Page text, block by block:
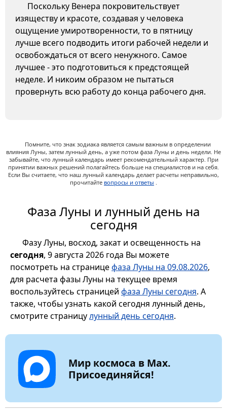
Поскольку Венера покровительствует
изяществу и красоте, создавая у человека
ощущение умиротворенности, то в пятницу
лучше всего подводить итоги рабочей недели и
освобождаться от всего ненужного. Самое
лучшее - это подготовиться к предстоящей
неделе. И никоим образом не пытаться
провернуть всю работу до конца рабочего дня.
Помните, что знак зодиака является самым важным в определении
влияния Луны, затем лунный день, а уже потом фаза Луны и день недели. Не
забывайте, что лунный календарь имеет рекомендательный характер. При
принятии важных решений полагайтесь больше на специалистов и на себя.
Если Вы считаете, что наш лунный календарь делает расчеты неправильно,
прочитайте вопросы и ответы .
Фаза Луны и лунный день на
сегодня
Фазу Луны, восход, закат и освещенность на
сегодня, 9 августа 2026 года Вы можете
посмотреть на страницефаза Луны на 09.08.2026,
для расчета фазы Луны на текущее время
воспользуйтесь страницей фаза Луны сегодня. А
также, чтобы узнать какой сегодня лунный день,
смотрите страницулунный день сегодня.
Мир космоса в Max.
Присоединяйся!